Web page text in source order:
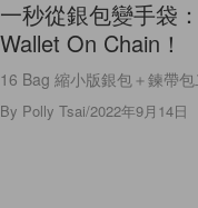
一秒從銀包變手袋
Wallet On Chain！
16 Bag 縮小版銀包＋鍊帶
By Polly Tsai/2022年9月14日